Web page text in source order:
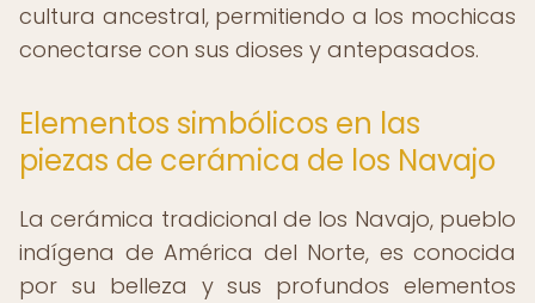
cultura ancestral, permitiendo a los mochicas
conectarse con sus dioses y antepasados.
Elementos simbólicos en las
piezas de cerámica de los Navajo
La cerámica tradicional de los Navajo, pueblo
indígena de América del Norte, es conocida
por su belleza y sus profundos elementos